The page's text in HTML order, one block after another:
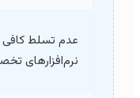
عدم تسلط کافی بر
نرم‌افزارهای تخصصی